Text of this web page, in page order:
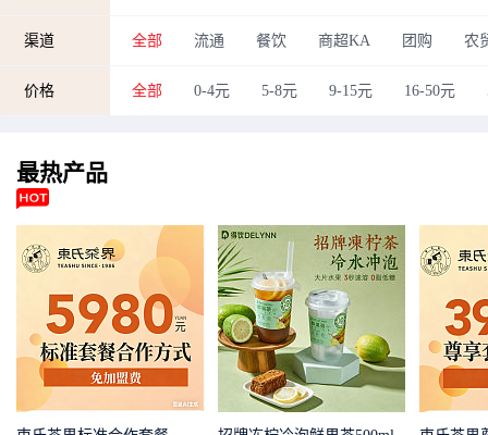
渠道 全部 流通 餐饮 商超KA 团购 农
价格 全部 0-4元 5-8元 9-15元 16-50元
最热产品